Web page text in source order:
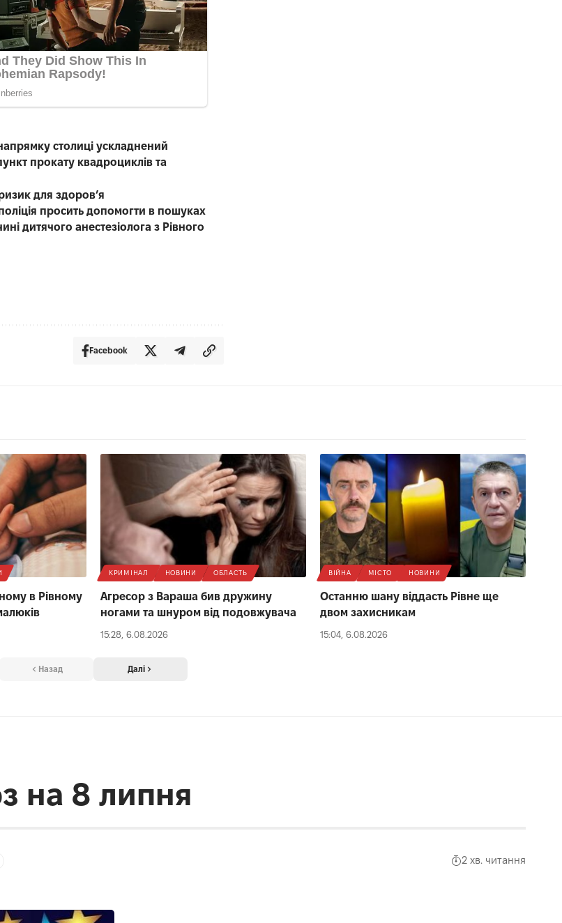
столиці ускладнений
прокату квадроциклів та
для здоров’я
поліція просить допомогти в пошуках
дитячого анестезіолога з Рівного
Facebook
в Рівному
КРИМІНАЛ НОВИНИ ОБЛАСТЬ
Агресор з Вараша бив дружину
ногами та шнуром від подовжувача
15:28, 6.08.2026
ВІЙНА МІСТО НОВИНИ
Останню шану віддасть Рівне ще
двом захисникам
15:04, 6.08.2026
Назад Далі
на 8 липня
2 хв. читання